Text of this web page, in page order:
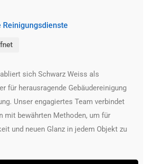
sich Schwarz Weiss als
für herausragende Gebäudereinigung
Unser engagiertes Team verbindet
mit bewährten Methoden, um für
und neuen Glanz in jedem Objekt zu